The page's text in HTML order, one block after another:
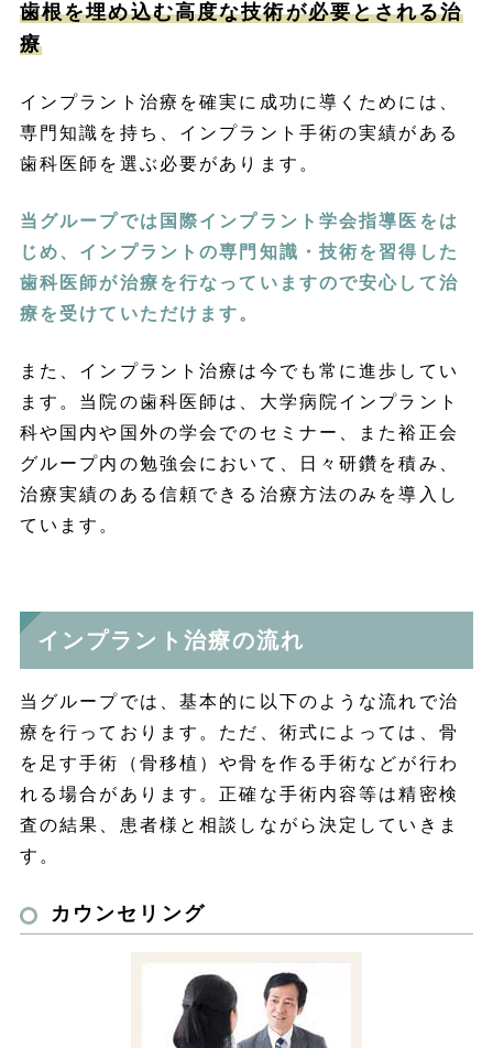
歯根を埋め込む高度な技術が必要とされる治
療
インプラント治療を確実に成功に導くためには、
専門知識を持ち、インプラント手術の実績がある
歯科医師を選ぶ必要があります。
当グループでは国際インプラント学会指導医をは
じめ、インプラントの専門知識・技術を習得した
歯科医師が治療を行なっていますので安心して治
療を受けていただけます。
また、インプラント治療は今でも常に進歩してい
ます。当院の歯科医師は、大学病院インプラント
科や国内や国外の学会でのセミナー、また裕正会
グループ内の勉強会において、日々研鑽を積み、
治療実績のある信頼できる治療方法のみを導入し
ています。
インプラント治療の流れ
当グループでは、基本的に以下のような流れで治
療を行っております。ただ、術式によっては、骨
を足す手術（骨移植）や骨を作る手術などが行わ
れる場合があります。正確な手術内容等は精密検
査の結果、患者様と相談しながら決定していきま
す。
カウンセリング